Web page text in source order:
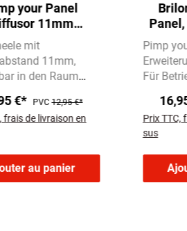
your Panel
11mm
- für
Kürzbar,
Rauchoptik
mit
11mm
in den Raum
von LED
dem Paneel
€* PVC12,95 €*
frais de livraison en
au panier
LED
Pimp
Für
Strip +
Prix TTC,
sus